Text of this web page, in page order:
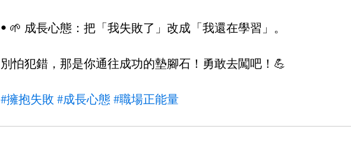
• 🌱 成長心態：把「我失敗了」改成「我還在學習」。
別怕犯錯，那是你通往成功的墊腳石！勇敢去闖吧！💪
#擁抱失敗 #成長心態 #職場正能量